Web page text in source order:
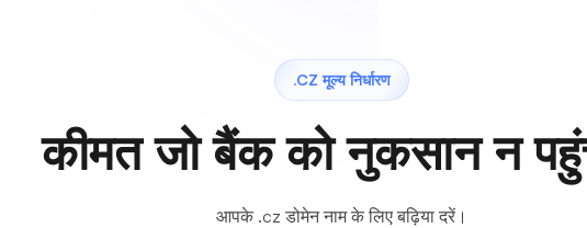
.CZ मूल्य निर्धारण
कीमत जो बैंक को नुकसान न
आपके .cz डोमेन नाम के लिए बढ़िया दरें।